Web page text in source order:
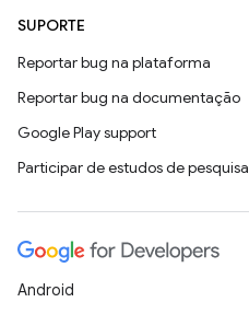
SUPORTE
Reportar bug na plataforma
Reportar bug na documentação
Google Play support
Participar de estudos de pesquisa
Android